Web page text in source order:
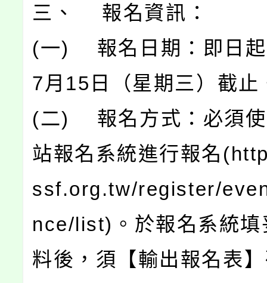
三、 報名資訊：
(一) 報名日期：即日
7月15日（星期三）截止
(二) 報名方式：必須使
站報名系統進行報名
ssf.org.tw/register/
nce/list)。於報名系統填
料後，須【輸出報名表